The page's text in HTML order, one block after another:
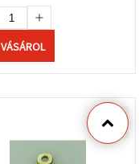
VÁSÁROL